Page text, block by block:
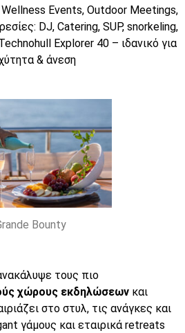
Wellness Events, Outdoor Meetings,
DJ, Catering, SUP, snorkeling,
Explorer 40 – ιδανικό για
& άνεση
Bounty
τους πιο
χώρους εκδηλώσεων και
στο στυλ, τις ανάγκες και
γάμους και εταιρικά retreats